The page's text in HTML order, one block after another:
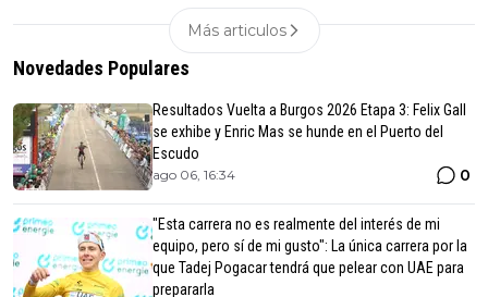
Más articulos
Novedades Populares
Resultados Vuelta a Burgos 2026 Etapa 3: Felix Gall
se exhibe y Enric Mas se hunde en el Puerto del
Escudo
ago 06, 16:34 0
"Esta carrera no es realmente del interés de mi
equipo, pero sí de mi gusto": La única carrera por la
que Tadej Pogacar tendrá que pelear con UAE para
prepararla